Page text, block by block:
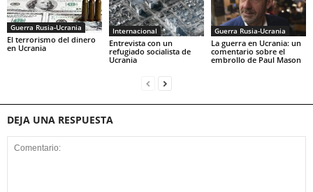
Guerra Rusia-Ucrania
El terrorismo del dinero
en Ucrania
Internacional
Entrevista con un
refugiado socialista de
Ucrania
Guerra Rusia-Ucrania
La guerra en Ucrania: un
comentario sobre el
embrollo de Paul Mason
DEJA UNA RESPUESTA